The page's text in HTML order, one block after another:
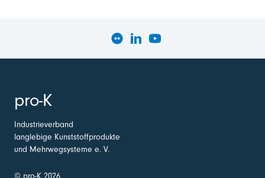
pro-K
Industrieverband
langlebige Kunststoffprodukte
und Mehrwegsysteme e. V.
© pro-K 2026